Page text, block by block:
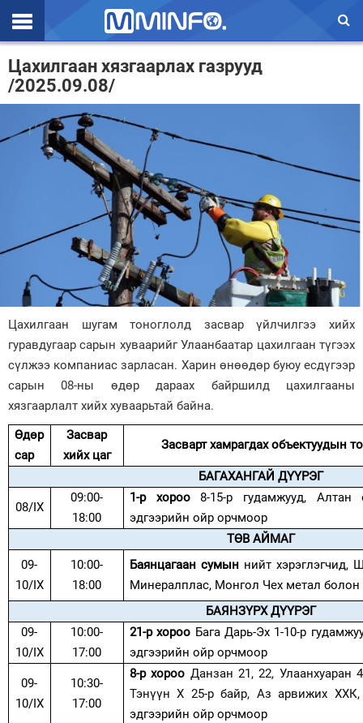
Эхлэл
Цаг агаар
Валют ханш
Улс төр
Спорт
Нийгэм
Дэлхий
Зурхай
Цахилгаан хязгаарлах газрууд
/2025.09.08/
Цахилгаан шугам тоноглолд засвар үйлчилгээ хийх
гуравдугаар сарын хуваарийг Улаанбаатар цахилгаан түгээх
сүлжээ компаниас зарласан. Харин өнөөдөр буюу есдүгээр
сарын 08-ны өдөр дараах байршилд цахилгааны
хязгаарлалт хийх хуваарьтай байна.
Өдөр
сар
Засвар
хийх цаг
Засварт хамрагдах объектуудын
БАГАХАНГАЙ ДҮҮРЭГ
08/IX
09:00-
18:00
1-р хороо8-15-р гудамжууд,
эдгээрийн ойр орчмоор
ТӨВ АЙМАГ
09-
10/IX
10:00-
18:00
Баянцагаан сумыннийт хэрэглэгчид,
Минералплас, Монгол Чех метал
БАЯНЗҮРХ ДҮҮРЭГ
09-
10/IX
10:00-
17:00
21-р хороо Бага Дарь-Эх 1-10-р
эдгээрийн ойр орчмоор
09-
10/IX
10:30-
17:00
8-р хороо Данзан 21, 22, Улаанхуаран
Тэнүүн Х 25-р байр, Аз арвижих
эдгээрийн ойр орчмоор